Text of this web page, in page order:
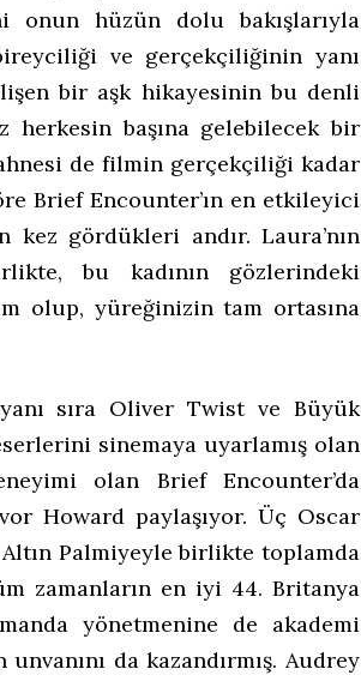
onun hüzün dolu bakışlarıyla
ve gerçekçiliğinin yanı
bir aşk hikayesinin bu denli
herkesin başına gelebilecek bir
de filmin gerçekçiliği kadar
Brief Encounter’ın en etkileyici
gördükleri andır. Laura’nın
bu kadının gözlerindeki
olup, yüreğinizin tam ortasına
sıra Oliver Twist ve Büyük
sinemaya uyarlamış olan
olan Brief Encounter’da
Howard paylaşıyor. Üç Oscar
Altın Palmiyeyle birlikte toplamda
zamanların en iyi 44. Britanya
yönetmenine de akademi
da kazandırmış. Audrey